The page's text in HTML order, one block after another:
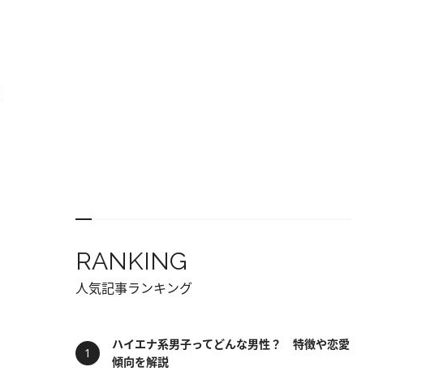
RANKING
人気記事ランキング
ハイエナ系男子ってどんな男性？ 特徴や恋愛
傾向を解説